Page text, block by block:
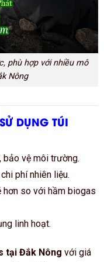
phù hợp với nhiều mô
Nông
DỤNG TÚI
bảo vệ môi trường.
phí nhiên liệu.
hơn so với hầm biogas
linh hoạt.
tại Đắk Nông với giá